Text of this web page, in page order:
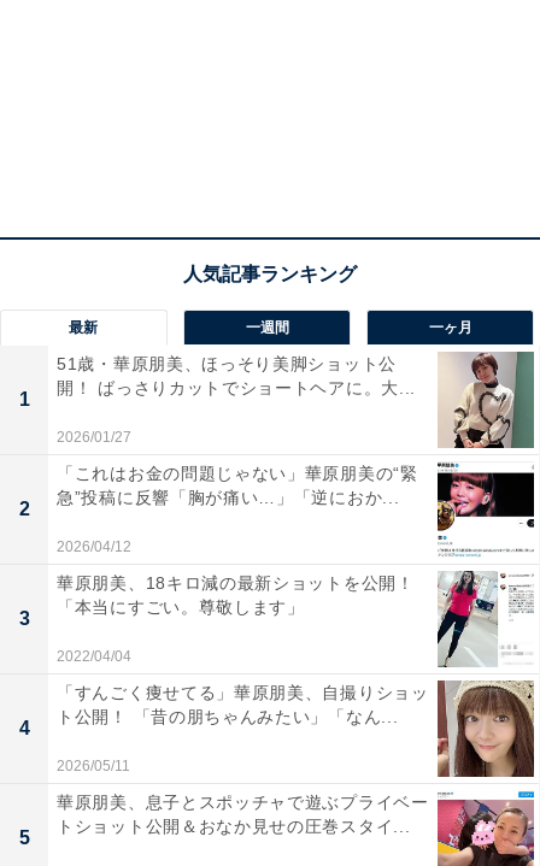
最新 一週間 一ヶ月
1
51歳・華原朋美、ほっそり美脚ショット公
開！ ばっさりカットでショートヘアに。大...
2026/01/27
2
「これはお金の問題じゃない」華原朋美の“緊
急”投稿に反響「胸が痛い…」「逆におか...
2026/04/12
3
華原朋美、18キロ減の最新ショットを公開！
「本当にすごい。尊敬します」
2022/04/04
4
「すんごく痩せてる」華原朋美、自撮りショッ
ト公開！ 「昔の朋ちゃんみたい」「なん...
2026/05/11
5
華原朋美、息子とスポッチャで遊ぶプライベー
トショット公開＆おなか見せの圧巻スタイ...